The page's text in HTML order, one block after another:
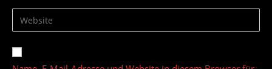
zum
Kommentieren
ein
E-
Mail-
zum
Gib
deine
Website-
URL